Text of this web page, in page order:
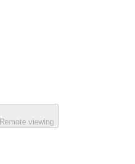
Remote viewing